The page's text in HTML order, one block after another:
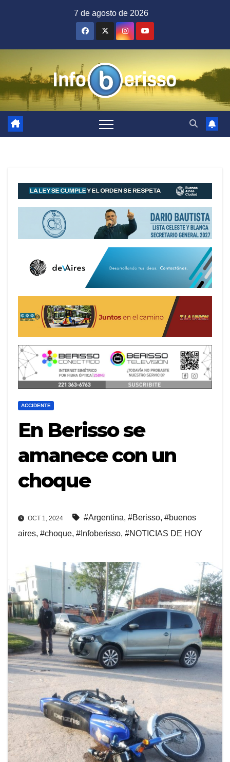
7 de agosto de 2026
ACCIDENTE
En Berisso se
amanece con un
choque
OCT 1, 2024 #Argentina, #Berisso, #buenos
aires, #choque, #Infoberisso, #NOTICIAS DE HOY